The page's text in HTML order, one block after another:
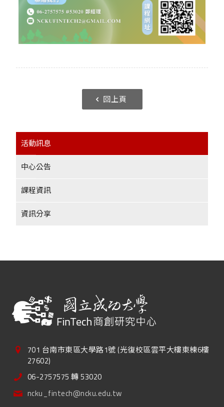
回上頁
活動訊息
中心公告
課程資訊
資訊分享
701 台南市東區大學路1號 (光復校區雲平大樓東棟6樓
27602)
06-2757575 轉 53020
ncku_fintech@ncku.edu.tw